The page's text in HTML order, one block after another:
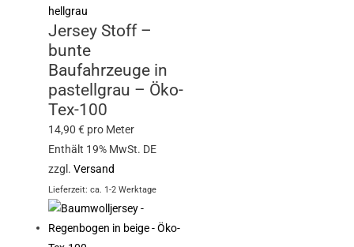
Jersey Stoff –
bunte
Baufahrzeuge in
pastellgrau – Öko-
Tex-100
14,90€ pro Meter
Enthält 19% MwSt. DE
zzgl.Versand
Lieferzeit: ca. 1-2 Werktage